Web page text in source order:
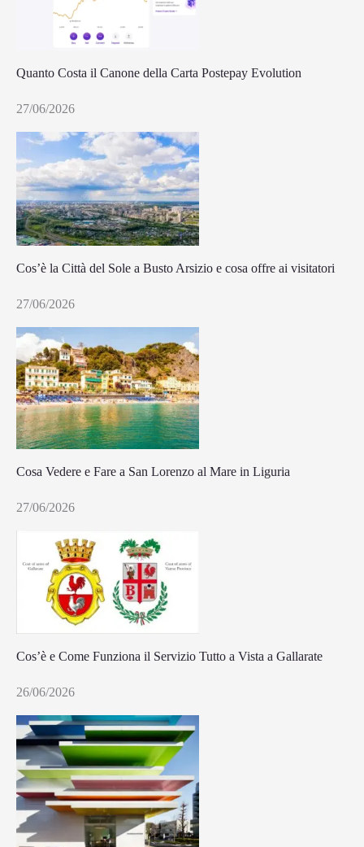
Quanto Costa il Canone della Carta Postepay Evolution
27/06/2026
Cos’è la Città del Sole a Busto Arsizio e cosa offre ai visitatori
27/06/2026
Cosa Vedere e Fare a San Lorenzo al Mare in Liguria
27/06/2026
Cos’è e Come Funziona il Servizio Tutto a Vista a Gallarate
26/06/2026